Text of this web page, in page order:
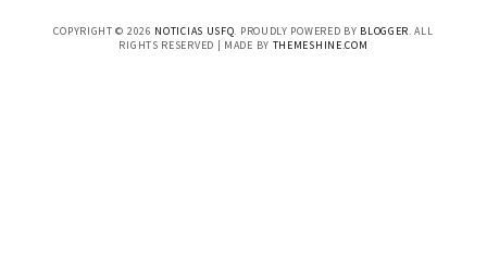
COPYRIGHT © 2026 NOTICIAS USFQ. PROUDLY POWERED BY BLOGGER. ALL
RIGHTS RESERVED | MADE BY THEMESHINE.COM